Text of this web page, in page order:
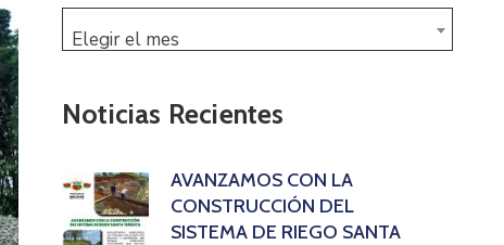
Elegir el mes
Noticias Recientes
AVANZAMOS CON LA
CONSTRUCCIÓN DEL
SISTEMA DE RIEGO SANTA